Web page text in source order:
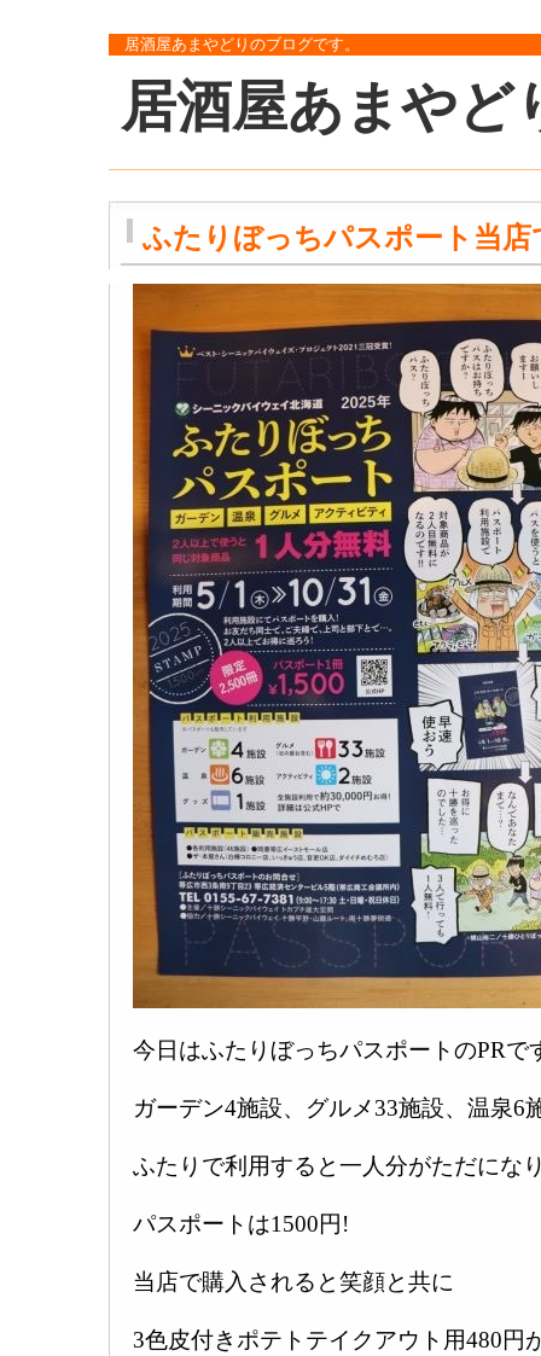
居酒屋あまやどりのブログです。
居酒屋あまやど
ふたりぼっちパスポート当店
今日はふたりぼっちパスポートのPRで
ガーデン4施設、グルメ33施設、温泉6
ふたりで利用すると一人分がただにな
パスポートは1500円!
当店で購入されると笑顔と共に
3色皮付きポテトテイクアウト用480円